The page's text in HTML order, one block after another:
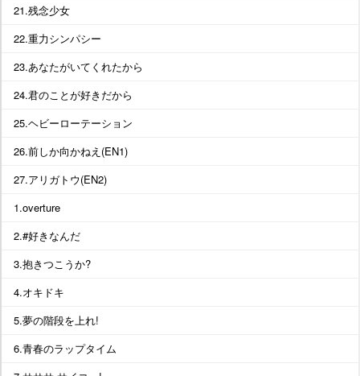
21.残念少女
22.重力シンパシー
23.あなたがいてくれたから
24.君のことが好きだから
25.ヘビーローテーション
26.前しか向かねえ(EN1)
27.アリガトウ(EN2)
1.overture
2.#好きなんだ
3.抱きつこうか?
4.オキドキ
5.夢の階段を上れ!
6.青春のラップタイム